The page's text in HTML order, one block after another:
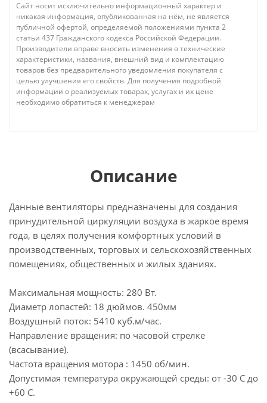
Сайт носит исключительно информационный характер и
никакая информация, опубликованная на нём, не является
публичной офертой, определяемой положениями пункта 2
статьи 437 Гражданского кодекса Российской Федерации.
Производители вправе вносить изменения в технические
характеристики, названия, внешний вид и комплектацию
товаров без предварительного уведомления покупателя с
целью улучшения его свойств. Для получения подробной
информации о реализуемых товарах, услугах и их цене
необходимо обратиться к менеджерам
Описание
Данные вентиляторы предназначены для создания
принудительной циркуляции воздуха в жаркое время
года, в целях получения комфортных условий в
производственных, торговых и сельскохозяйственных
помещениях, общественных и жилых зданиях.
Максимальная мощность: 280 Вт.
Диаметр лопастей: 18 дюймов. 450мм
Воздушный поток: 5410 куб.м/час.
Направление вращения: по часовой стрелке
(всасывание).
Частота вращения мотора : 1450 об/мин.
Допустимая температура окружающей среды: от -30 С до
+60 С.